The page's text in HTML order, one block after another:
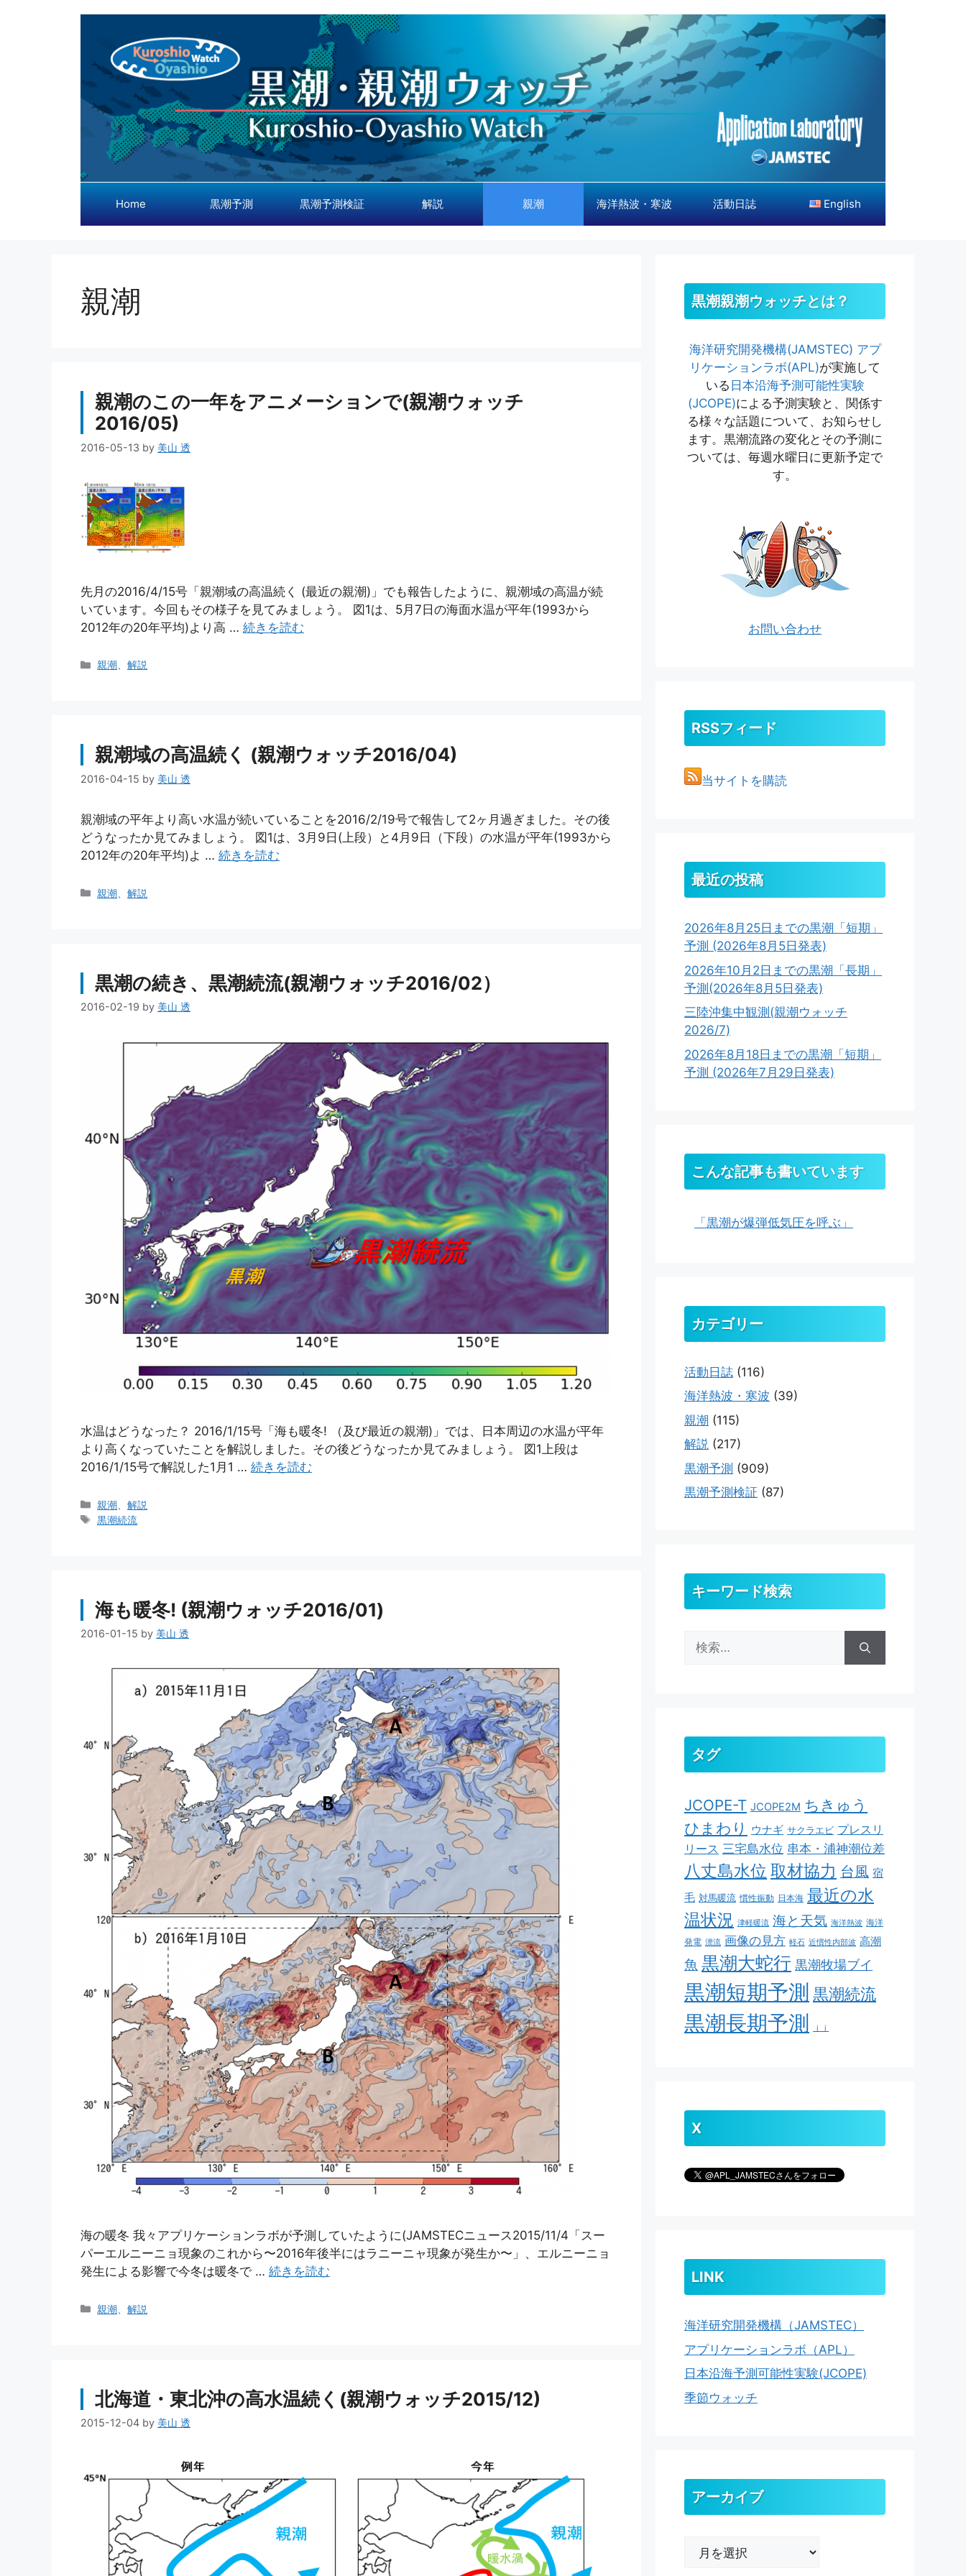
Home 黒潮予測 黒潮予測検証 解説 親潮 海洋熱波・寒波 活動日誌 English
親潮
親潮のこの一年をアニメーションで(親潮ウォッチ
2016/05)
2016-05-13 by 美山 透
先月の2016/4/15号「親潮域の高温続く (最近の親潮)」でも報告したように、親潮域の高温が続
いています。今回もその様子を見てみましょう。 図1は、5月7日の海面水温が平年(1993から
2012年の20年平均)より高 … 続きを読む
カ
親潮、解説
親潮域の高温続く (親潮ウォッチ2016/04)
2016-04-15 by 美山 透
親潮域の平年より高い水温が続いていることを2016/2/19号で報告して2ヶ月過ぎました。その後
どうなったか見てみましょう。 図1は、3月9日(上段）と4月9日（下段）の水温が平年(1993から
2012年の20年平均)よ … 続きを読む
カ
親潮 、解説
黒潮の続き、黒潮続流(親潮ウォッチ2016/02）
2016-02-19 by 美山 透
水温はどうなった？ 2016/1/15号「海も暖冬! （及び最近の親潮)」では、日本周辺の水温が平年
より高くなっていたことを解説しました。その後どうなったか見てみましょう。 図1上段は
2016/1/15号で解説した1月1 … 続きを読む
カ
テ
親潮 、解説
タ
黒潮続流
海も暖冬! (親潮ウォッチ2016/01)
2016-01-15 by 美山 透
海の暖冬 我々アプリケーションラボが予測していたように(JAMSTECニュース2015/11/4「スー
パーエルニーニョ現象のこれから〜2016年後半にはラニーニャ現象が発生か〜」、エルニーニョ
発生による影響で今冬は暖冬で … 続きを読む
カ
親潮 、解説
北海道・東北沖の高水温続く(親潮ウォッチ2015/12)
2015-12-04 by 美山 透
黒潮親潮ウォッチとは？
海洋研究開発機構(JAMSTEC) アプ
リケーションラボ(APL)が実施して
いる 日本沿海予測可能性実験
(JCOPE)による予測実験と、関係す
る様々な話題について、お知らせし
ます。黒潮流路の変化とその予測に
ついては、毎週水曜日に更新予定で
す。
お問い合わせ
RSSフィード
当サイトを購読
最近の投稿
2026年8月25日までの黒潮「短期」
予測 (2026年8月5日発表)
2026年10月2日までの黒潮「長期」
予測(2026年8月5日発表)
三陸沖集中観測(親潮ウォッチ
2026/7)
2026年8月18日までの黒潮「短期」
予測 (2026年7月29日発表)
こんな記事も書いています
「黒潮が爆弾低気圧を呼ぶ」
カテゴリー
活動日誌 (116)
海洋熱波・寒波 (39)
親潮 (115)
解説 (217)
黒潮予測 (909)
黒潮予測検証 (87)
キーワード検索
索:
タグ
JCOPE-T JCOPE2M ちきゅう
ひまわり
ウナギ サクラエビ プレスリ
リース 三宅島水位 串本・浦神潮位差
八丈島水位 取材協力 台風 宿
毛 対馬暖流 慣性振動 日本海 最近の水
温状況 津軽暖流 海と天気 海洋熱波 海洋
発電 漂流 画像の見方 軽石 近慣性内部波 高潮
魚 黒潮大蛇行 黒潮牧場ブイ
黒潮短期予測 黒潮続流
黒潮長期予測 ｊｊ
X
LINK
海洋研究開発機構（JAMSTEC）
アプリケーションラボ（APL）
日本沿海予測可能性実験(JCOPE)
季節ウォッチ
アーカイブ